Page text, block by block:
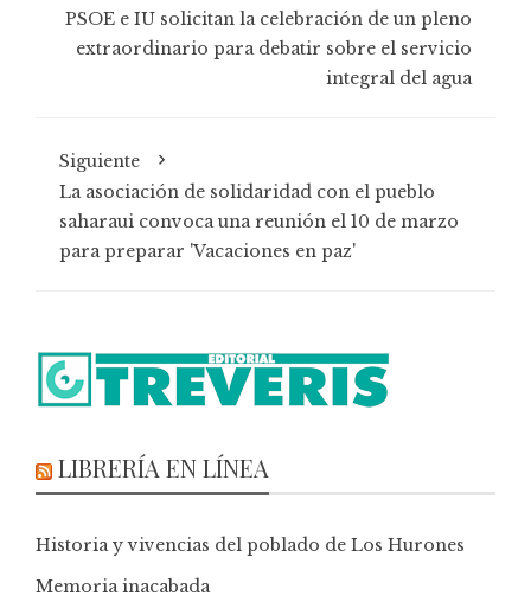
PSOE e IU solicitan la celebración de un pleno
extraordinario para debatir sobre el servicio
integral del agua
Siguiente
La asociación de solidaridad con el pueblo
saharaui convoca una reunión el 10 de marzo
para preparar 'Vacaciones en paz'
LIBRERÍA EN LÍNEA
Historia y vivencias del poblado de Los Hurones
Memoria inacabada